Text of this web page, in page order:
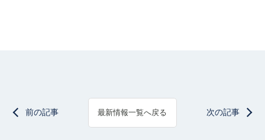
前の記事 最新情報一覧へ戻る 次の記事